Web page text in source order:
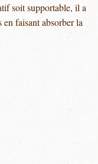
soit supportable, il a
en faisant absorber la